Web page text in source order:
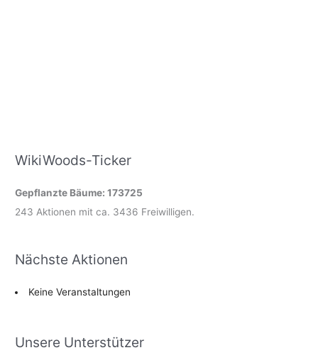
WikiWoods-Ticker
Gepflanzte Bäume: 173725
243 Aktionen mit ca. 3436 Freiwilligen.
Nächste Aktionen
Keine Veranstaltungen
Unsere Unterstützer